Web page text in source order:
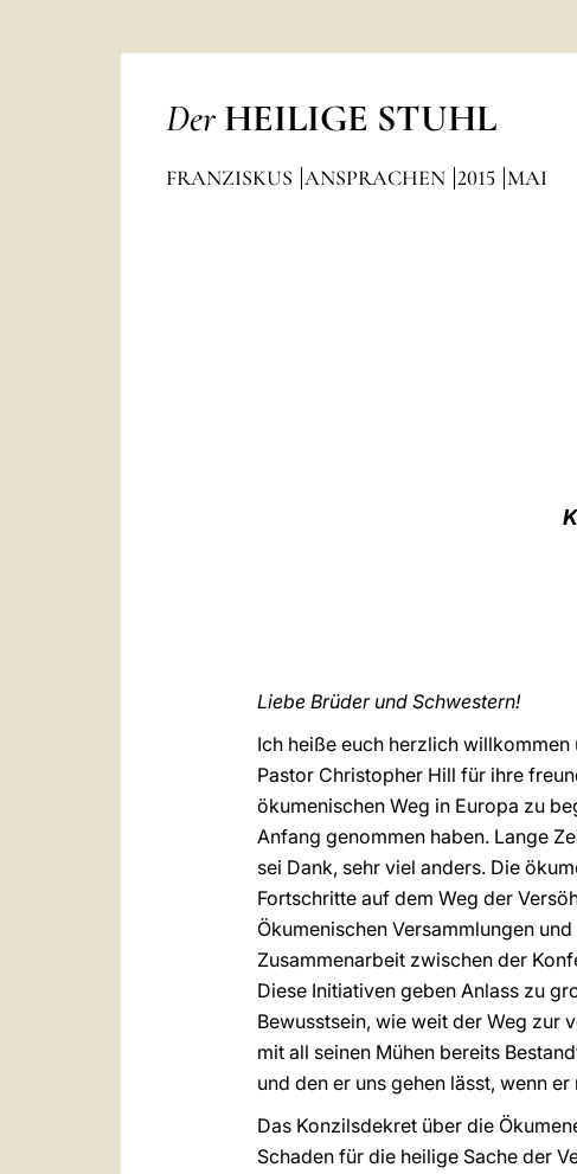
Der HEILIGE STUHL
FRANZISKUS ANSPRACHEN 2015 MAI
Liebe Brüder und Schwestern!
Ich heiße euch herzlich
Pastor Christopher Hill für ihre
ökumenischen Weg in Europa zu
Anfang genommen haben. Lange
sei Dank, sehr viel anders. Die
Fortschritte auf dem Weg der
Ökumenischen Versammlungen
Zusammenarbeit zwischen der
Diese Initiativen geben Anlass zu
Bewusstsein, wie weit der Weg zur
mit all seinen Mühen bereits
und den er uns gehen lässt, wenn
Das Konzilsdekret über die
Schaden für die heilige Sache der